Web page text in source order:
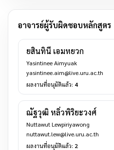
อาจารย์ผู้รับผิดชอบหลักสูตร
ยสินทินี เอมหยวก
Yasintinee Aimyuak
yasintinee.aim@live.uru.ac.th
ผลงานที่อนุมัติแล้ว: 4
ณัฐวุฒิ หลิ่วพิริยะวงศ์
Nuttawut Lewpiriyawong
nuttawut.lew@live.uru.ac.th
ผลงานที่อนุมัติแล้ว: 2